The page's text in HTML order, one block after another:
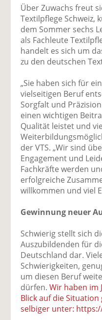
Über Zuwachs freut
Textilpflege Schweiz,
dem Sommer sechs
als Fachleute
handelt es sich um
zu den deutschen
„Sie haben sich für
vielseitigen Beruf
Sorgfalt und
einen wichtigen
Qualität leistet und
der VTS. „Wir sind
Engagement und
Fachkräfte werden
erfolgreiche
willkommen und viel
Gewinnung neuer
Schwierig stellt sich
Auszubildenden für
Deutschland dar.
Schwierigkeiten,
um diesen Beruf
dürfen.Wir haben im
Blick auf die
selbiger unter: